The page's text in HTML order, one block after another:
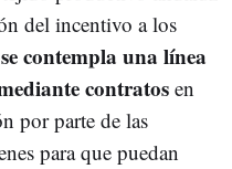
del incentivo a los
se contempla una línea
contratosen
por parte de las
para que puedan